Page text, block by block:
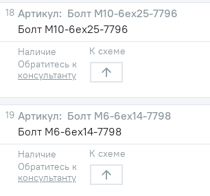
18
Болт М10-6ех25-7796
Болт М10-6ех25-7796
Наличие
Обратитесь к
консультанту
К схеме
19
Болт М6-6ех14-7798
Болт М6-6ех14-7798
Наличие
Обратитесь к
консультанту
К схеме